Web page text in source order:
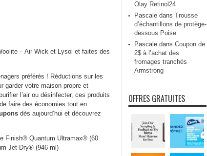
– Air Wick et Lysol et faites des
préférés ! Réductions sur les
garder votre maison propre et
l’air ou désinfecter, ces produits
faire des économies tout en
dès aujourd’hui et découvrez
Finish® Quantum Ultramax® (60
Jet-Dry® (946 ml)
Olay Retinol24
Pascale dans Trousse
d’échantillons de protège-
dessous Poise
Pascale dans Coupon de
2$ à l’achat des
fromages tranchés
Armstrong
OFFRES GRATUITES